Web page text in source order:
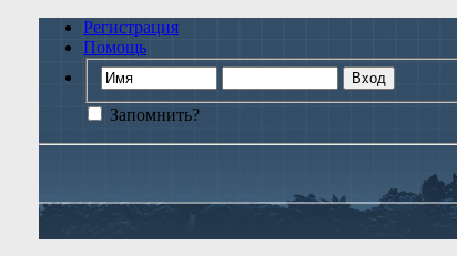
Регистрация
Помощь
Запомнить?